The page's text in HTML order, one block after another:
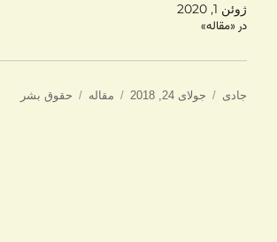
ژوئن 1, 2020
در «مقاله»
نویسنده
جادی
ارسال
جولای 24, 2018 دسته‌ها
مقاله برچسب‌ها
حقوق بشر